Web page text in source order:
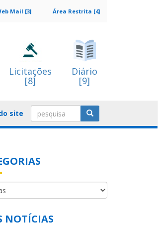
Área Restrita [4]
Mail [3]
Licitações
[8]
Diário
[9]
site
NOTÍCIAS